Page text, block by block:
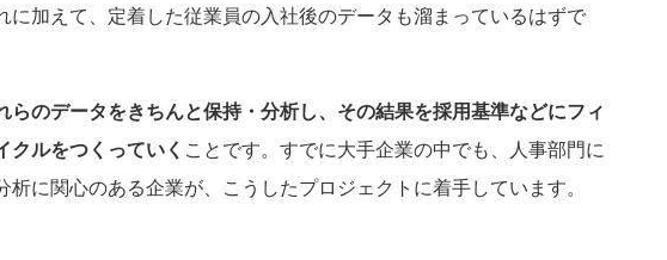
に加えて、定着した従業員の入社後のデータも溜まっているはずで
らのデータをきちんと保持・分析し、その結果を採用基準などにフィ
クルをつくっていく ことです。すでに大手企業の中でも、人事部門に
析に関心のある企業が、こうしたプロジェクトに着手しています。